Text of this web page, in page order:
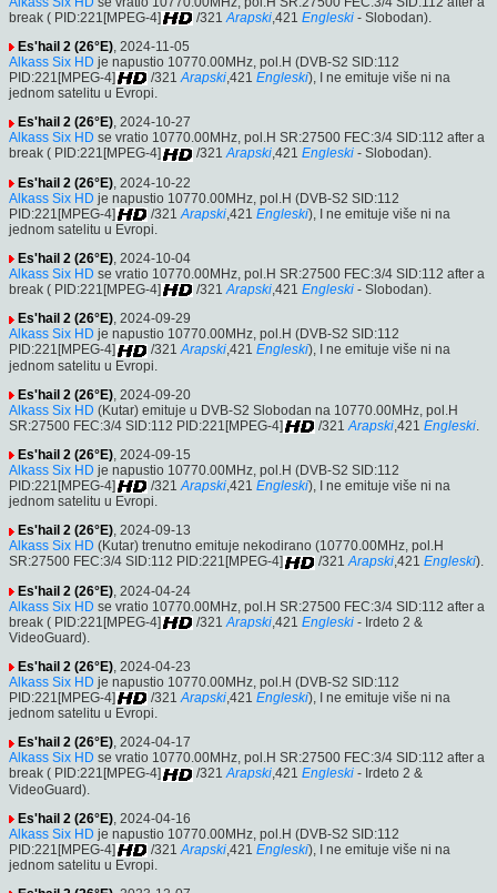
break ( PID:221[MPEG-4]
/321 Arapski ,421 Engleski - Slobodan).
Es'hail 2 (26°E), 2024-11-05
Alkass Six HD je napustio 10770.00MHz, pol.H (DVB-S2 SID:112
PID:221[MPEG-4]
/321 Arapski,421 Engleski), I ne emituje više ni na
jednom satelitu u Evropi.
Es'hail 2 (26°E), 2024-10-27
Alkass Six HD se vratio 10770.00MHz, pol.H SR:27500 FEC:3/4 SID:112 after a
break ( PID:221[MPEG-4]
/321 Arapski,421 Engleski - Slobodan).
Es'hail 2 (26°E) , 2024-10-22
Alkass Six HD je napustio 10770.00MHz, pol.H (DVB-S2 SID:112
PID:221[MPEG-4]
/321 Arapski ,421 Engleski), I ne emituje više ni na
jednom satelitu u Evropi.
Es'hail 2 (26°E), 2024-10-04
Alkass Six HD se vratio 10770.00MHz, pol.H SR:27500 FEC:3/4 SID:112 after a
break ( PID:221[MPEG-4]
/321 Arapski,421 Engleski - Slobodan).
Es'hail 2 (26°E), 2024-09-29
Alkass Six HD je napustio 10770.00MHz, pol.H (DVB-S2 SID:112
PID:221[MPEG-4]
/321 Arapski,421 Engleski), I ne emituje više ni na
jednom satelitu u Evropi.
Es'hail 2 (26°E) , 2024-09-20
Alkass Six HD (Kutar) emituje u DVB-S2 Slobodan na 10770.00MHz, pol.H
SR:27500 FEC:3/4 SID:112 PID:221[MPEG-4]
/321 Arapski ,421 Engleski
Es'hail 2 (26°E), 2024-09-15
Alkass Six HD je napustio 10770.00MHz, pol.H (DVB-S2 SID:112
PID:221[MPEG-4]
/321 Arapski,421 Engleski), I ne emituje više ni na
jednom satelitu u Evropi.
Es'hail 2 (26°E), 2024-09-13
Alkass Six HD (Kutar) trenutno emituje nekodirano (10770.00MHz, pol.H
SR:27500 FEC:3/4 SID:112 PID:221[MPEG-4]
/321 Arapski,421 Engleski).
Es'hail 2 (26°E) , 2024-04-24
Alkass Six HD se vratio 10770.00MHz, pol.H SR:27500 FEC:3/4 SID:112 after a
break ( PID:221[MPEG-4]
/321 Arapski ,421 Engleski - Irdeto 2 &
VideoGuard).
Es'hail 2 (26°E), 2024-04-23
Alkass Six HD je napustio 10770.00MHz, pol.H (DVB-S2 SID:112
PID:221[MPEG-4]
/321 Arapski,421 Engleski), I ne emituje više ni na
jednom satelitu u Evropi.
Es'hail 2 (26°E), 2024-04-17
Alkass Six HD se vratio 10770.00MHz, pol.H SR:27500 FEC:3/4 SID:112 after a
break ( PID:221[MPEG-4]
/321 Arapski,421 Engleski - Irdeto 2 &
VideoGuard).
Es'hail 2 (26°E) , 2024-04-16
Alkass Six HD je napustio 10770.00MHz, pol.H (DVB-S2 SID:112
PID:221[MPEG-4]
/321 Arapski ,421 Engleski), I ne emituje više ni na
jednom satelitu u Evropi.